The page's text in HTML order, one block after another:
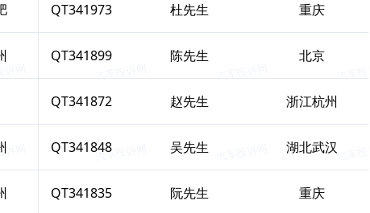
QT341973 杜先生 重庆
QT341899 陈先生 北京
QT341872 赵先生 浙江杭州
QT341848 吴先生 湖北武汉
QT341835 阮先生 重庆